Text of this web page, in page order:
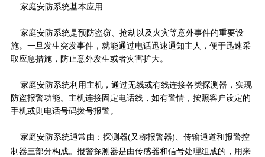
家庭安防系统基本应用
家庭安防系统是预防盗窃、抢劫以及火灾等意外事件的重要设
施。一旦发生突发事件，就能通过电话迅速通知主人，便于迅速采
取应急措施，防止意外发生或者灾害扩大。
家庭安防系统利用主机，通过无线或有线连接各类探测器，实现
防盗报警功能。主机连接固定电话线，如有警情，按照客户设定的
手机或则电话号码拨号报警。
家庭安防系统通常由：探测器(又称报警器)、传输通道和报警控
制器三部分构成。报警探测器是由传感器和信号处理组成的，用来